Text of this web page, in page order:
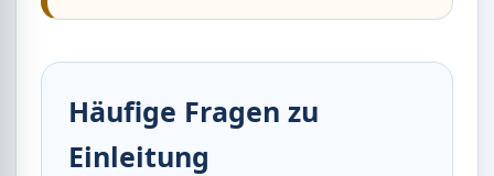
Häufige Fragen zu
Einleitung